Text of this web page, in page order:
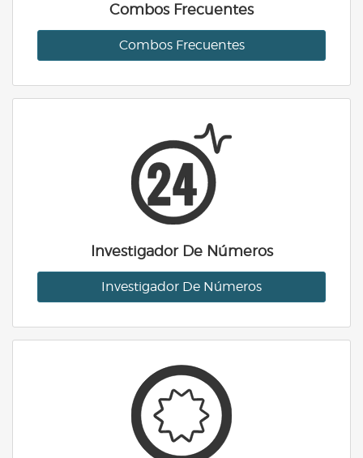
Combos Frecuentes
Combos Frecuentes
Investigador De Números
Investigador De Números